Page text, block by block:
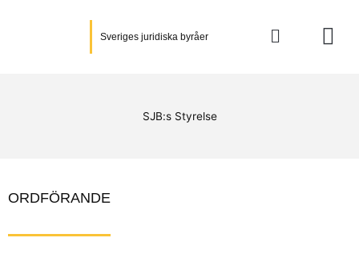
Sveriges juridiska byråer
SJB:s Styrelse
ORDFÖRANDE